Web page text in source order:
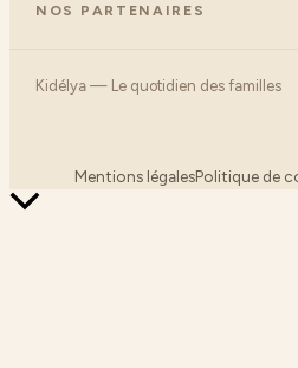
NOS PARTENAIRES
Kidélya — Le quotidien des familles
Mentions légalesPolitique de